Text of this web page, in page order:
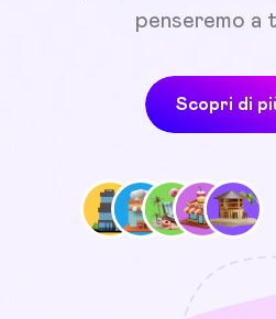
penseremo a
Scopri di